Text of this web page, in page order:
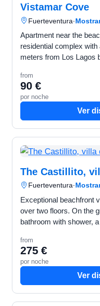
Vistamar Cove
Fuerteventura·
Apartment near the
residential complex
meters from Los Lagos
from
90 €
por noche
Ver
The Castillito,
Fuerteventura·
Exceptional beachfront
over two floors. On the
bathroom with shower,
from
275 €
por noche
Ver